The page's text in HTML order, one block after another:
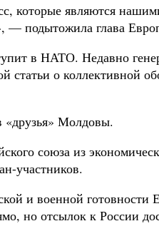
которые являются
— подытожила глава
в НАТО. Недавно
о коллективной
«друзья» Молдовы.
союза из
участников.
и военной готовности
но отсылок к России